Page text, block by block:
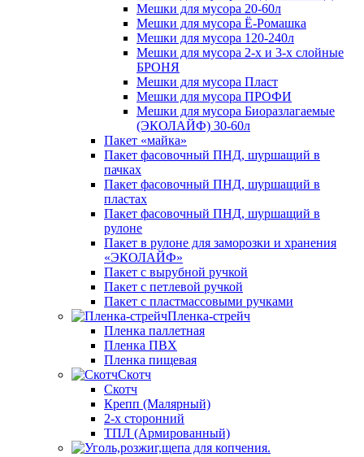
Мешки для мусора 20-60л
Мешки для мусора Ё-Ромашка
Мешки для мусора 120-240л
Мешки для мусора 2-х и 3-х слойные
БРОНЯ
Мешки для мусора Пласт
Мешки для мусора ПРОФИ
Мешки для мусора Биоразлагаемые
(ЭКОЛАЙФ) 30-60л
Пакет «майка»
Пакет фасовочный ПНД, шуршащий в
пачках
Пакет фасовочный ПНД, шуршащий в
пластах
Пакет фасовочный ПНД, шуршащий в
рулоне
Пакет в рулоне для заморозки и хранения
«ЭКОЛАЙФ»
Пакет с вырубной ручкой
Пакет с петлевой ручкой
Пакет с пластмассовыми ручками
Пленка-стрейч
Пленка паллетная
Пленка ПВХ
Пленка пищевая
Скотч
Скотч
Крепп (Малярный)
2-х сторонний
ТПЛ (Армированный)